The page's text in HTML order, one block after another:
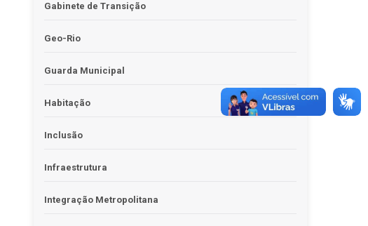
Gabinete de Transição
Geo-Rio
Guarda Municipal
Habitação
Inclusão
Infraestrutura
Integração Metropolitana